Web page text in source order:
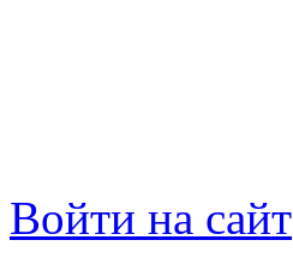
Войти на сайт